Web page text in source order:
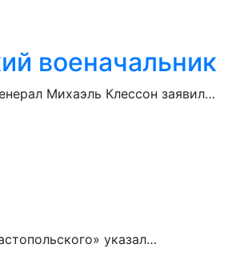
военачальник
Михаэль Клессон заявил…
указал…